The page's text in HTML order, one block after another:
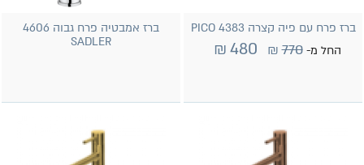
ברז פרח עם פיה קצרה 4383 PICO
החל מ- 770
₪
480
₪
ברז אמבטיה פרח גבוה 4606
SADLER